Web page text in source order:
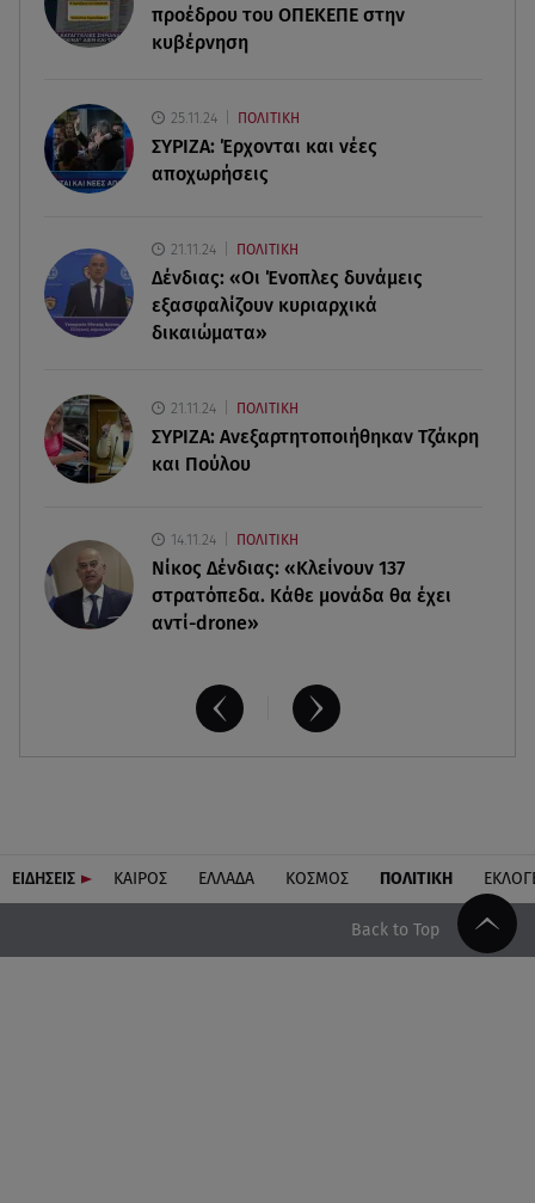
06.08.26 , 17:12
Μαρία Κορινθίου: «Έχω πατήσει φρένο» -
06.08.26 , 16:57
Άνω Λιόσια: Πήγε να κλέψει καλώδια, έπαθε
ηλεκτροπληξία και πέθανε
06.08.26 , 16:50
Οι έξι πιο επικίνδυνες εβδομάδες του έτους για
δασικές πυρκαγιές
Μικαέλα Κάσαρη: Έτοιμη για το Miss World
προέδρου του ΟΠΕΚΕΠE στην
κυβέρνηση
25.11.24 ΠΟΛΙΤΙΚΗ
ΣΥΡΙΖΑ: Έρχονται και νέες
αποχωρήσεις
21.11.24 ΠΟΛΙΤΙΚΗ
Δένδιας: «Οι Ένοπλες δυνάμεις
εξασφαλίζουν κυριαρχικά
δικαιώματα»
21.11.24 ΠΟΛΙΤΙΚΗ
ΣΥΡΙΖΑ: Ανεξαρτητοποιήθηκαν Τζάκρη
και Πούλου
14.11.24 ΠΟΛΙΤΙΚΗ
Νίκος Δένδιας: «Κλείνουν 137
στρατόπεδα. Kάθε μονάδα θα έχει
αντί-drone»
ΕΙΔΗΣΕΙΣ ΚΑΙΡΟΣ ΕΛΛΑΔΑ ΚΟΣΜΟΣ ΠΟΛΙΤΙΚΗ
Back to Top